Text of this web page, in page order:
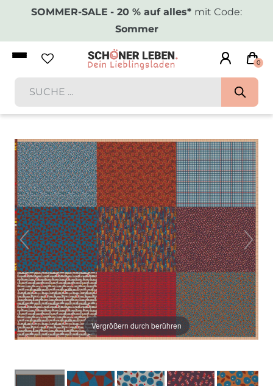
SOMMER-SALE - 20 % auf alles* mit Code:
Sommer
0
Vergrößern durch berühren